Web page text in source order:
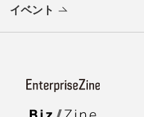
イベント